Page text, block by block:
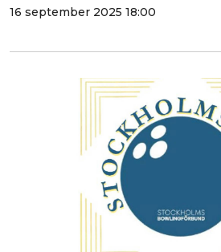
16 september 2025 18:00